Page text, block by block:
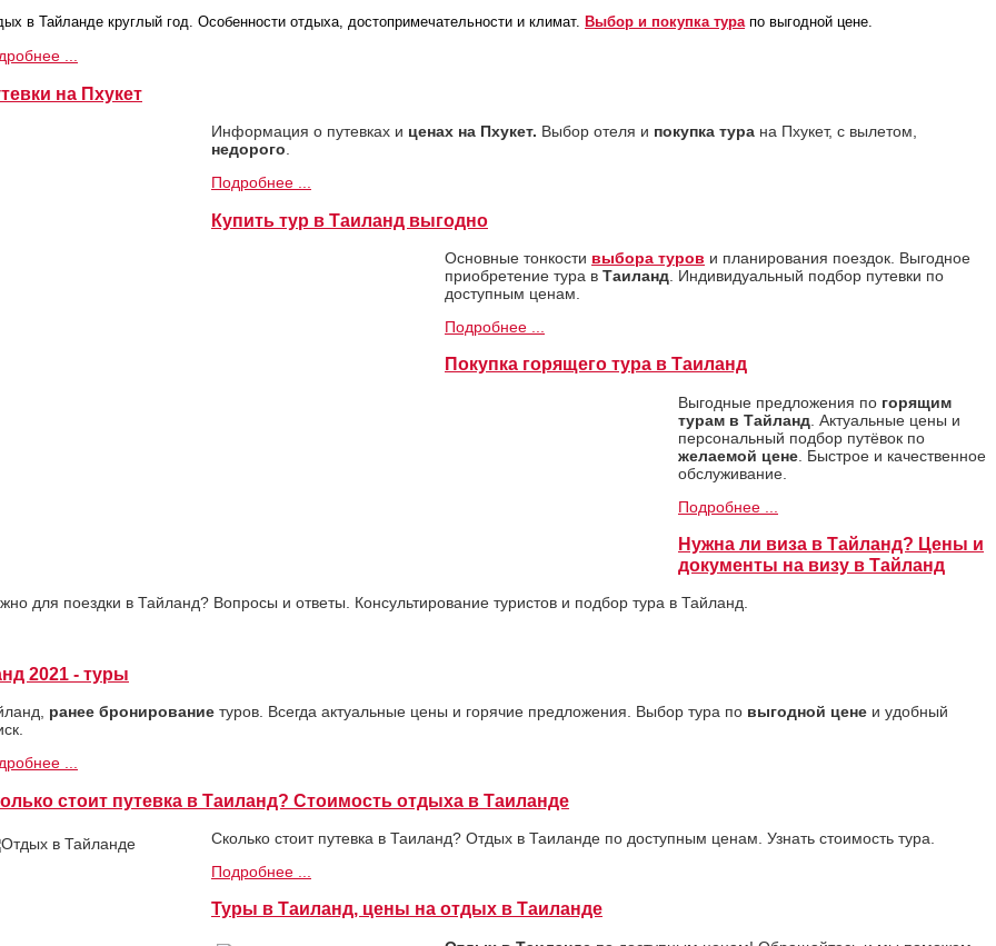
в Тайланде круглый год. Особенности отдыха, достопримечательности и климат. Выбор и покупка турапо выгодной цене.
...
на Пхукет
Информация о путевках и ценах на Пхукет. Выбор отеля и покупка тура на Пхукет, с вылетом,
недорого.
Подробнее ...
Купить тур в Таиланд выгодно
Основные тонкости выбора туров и планирования поездок. Выгодное
приобретение тура в Таиланд . Индивидуальный подбор путевки по
доступным ценам.
Подробнее ...
Покупка горящего тура в Таиланд
Выгодные предложения по горящим
турам в Тайланд . Актуальные цены и
персональный подбор путёвок по
желаемой цене . Быстрое и качественное
обслуживание.
Подробнее ...
Нужна ли виза в Тайланд? Цены и
документы на визу в Тайланд
для поездки в Тайланд? Вопросы и ответы. Консультирование туристов и подбор тура в Тайланд.
2021 - туры
ранее бронирование туров. Всегда актуальные цены и горячие предложения. Выбор тура по выгодной цене и удобный
...
стоит путевка в Таиланд? Стоимость отдыха в Таиланде
Сколько стоит путевка в Таиланд? Отдых в Таиланде по доступным ценам. Узнать стоимость тура.
Подробнее ...
Туры в Таиланд, цены на отдых в Таиланде